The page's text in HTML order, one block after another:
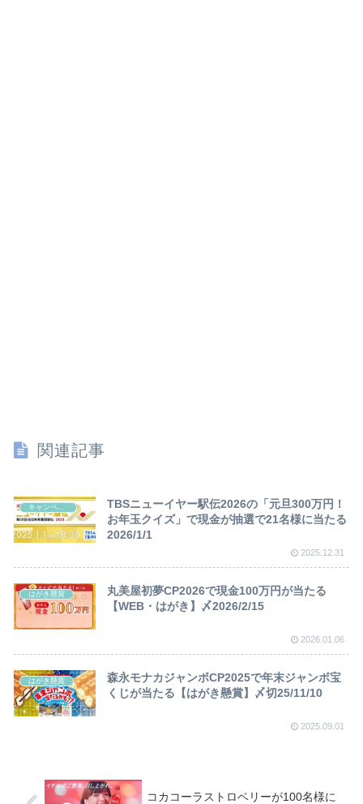
関連記事
キャンペーン
TBSニューイヤー駅伝2026の「元旦300万円！
お年玉クイズ」で現金が抽選で21名様に当たる
2026/1/1
2025.12.31
はがき懸賞
丸美屋初夢CP2026で現金100万円が当たる
【WEB・はがき】〆2026/2/15
2026.01.06
はがき懸賞
森永モナカジャンボCP2025で年末ジャンボ宝
くじが当たる【はがき懸賞】〆切25/11/10
2025.09.01
コカコーラストロベリーが100名様に